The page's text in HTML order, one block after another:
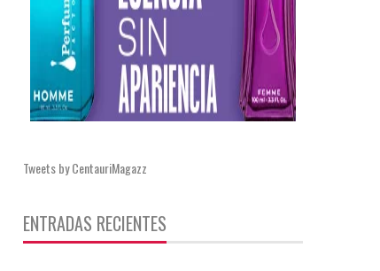
Tweets by CentauriMagazz
ENTRADAS RECIENTES